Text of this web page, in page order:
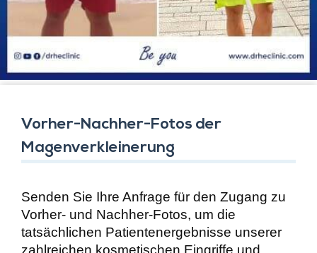
Vorher-Nachher-Fotos der
Magenverkleinerung
Senden Sie Ihre Anfrage für den Zugang zu
Vorher- und Nachher-Fotos, um die
tatsächlichen Patientenergebnisse unserer
zahlreichen kosmetischen Eingriffe und